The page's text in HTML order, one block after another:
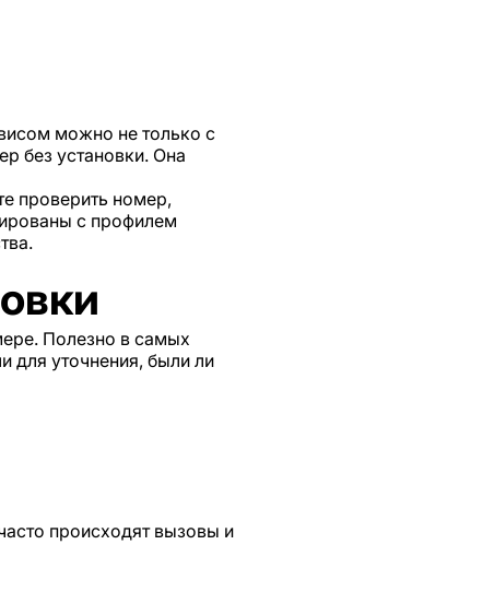
можно не только с
без установки. Она
проверить номер,
с профилем
Полезно в самых
для уточнения, были ли
происходят вызовы и